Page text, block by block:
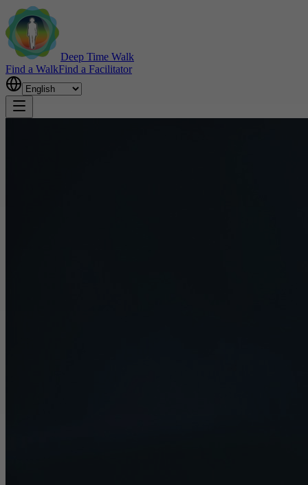
Deep Time Walk
Find a WalkFind a Facilitator